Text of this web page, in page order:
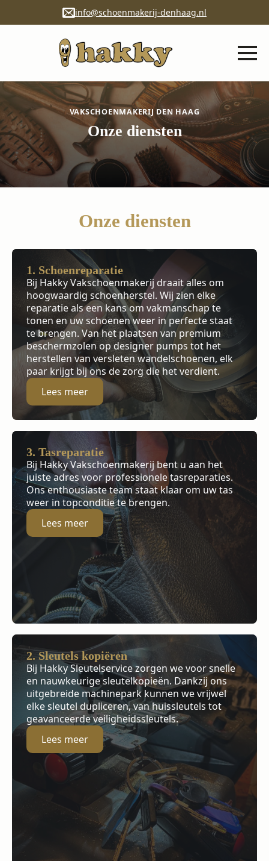
info@schoenmakerij-denhaag.nl
VAKSCHOENMAKERIJ DEN HAAG
Onze diensten
Onze diensten
1. Schoenreparatie
Bij Hakky Vakschoenmakerij draait alles om
hoogwaardig schoenherstel. Wij zien elke
reparatie als een kans om vakmanschap te
tonen en uw schoenen weer in perfecte staat
te brengen. Van het plaatsen van premium
beschermzolen op designer pumps tot het
herstellen van versleten wandelschoenen, elk
paar krijgt bij ons de zorg die het verdient.
Lees meer
3. Tasreparatie
Bij Hakky Vakschoenmakerij bent u aan het
juiste adres voor professionele tasreparaties.
Ons enthousiaste team staat klaar om uw tas
weer in topconditie te brengen.
Lees meer
2. Sleutels kopiëren
Bij Hakky Sleutelservice zorgen we voor snelle
en nauwkeurige sleutelkopieën. Dankzij ons
uitgebreide machinepark kunnen we vrijwel
elke sleutel dupliceren, van huissleutels tot
geavanceerde veiligheidssleutels.
Lees meer